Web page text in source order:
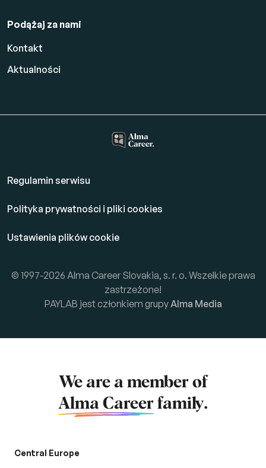
Podążaj za nami
Kontakt
Aktualności
Regulamin serwisu
Polityka prywatności i pliki cookies
Ustawienia plików cookie
© 1997-2026 Alma Career Slovakia, s. r. o. Wszelkie prawa
zastrzeżone!
PAYLAB jest członkiem grupy Alma Media
We are a member of
Alma Career family.
Central Europe